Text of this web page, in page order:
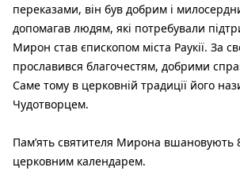
переказами, він був добрим і
допомагав людям, які потребували
Мирон став єпископом міста Раукії. За
прославився благочестям, добрими
Саме тому в церковній традиції його
Чудотворцем.
Пам’ять святителя Мирона вшановують
церковним календарем.